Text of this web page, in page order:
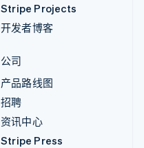
Stripe Projects
开发者博客
公司
产品路线图
招聘
资讯中心
Stripe Press